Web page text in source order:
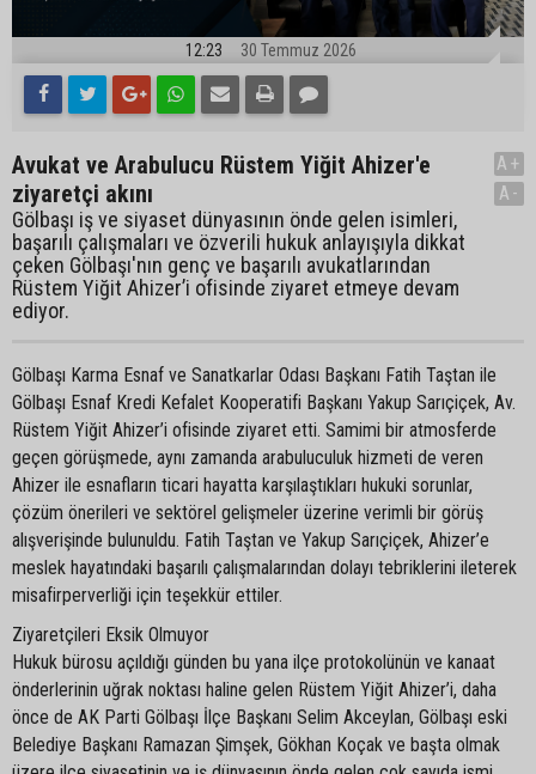
12:23 30 Temmuz 2026
Avukat ve Arabulucu Rüstem Yiğit Ahizer'e
ziyaretçi akını
Gölbaşı iş ve siyaset dünyasının önde gelen isimleri,
başarılı çalışmaları ve özverili hukuk anlayışıyla dikkat
çeken Gölbaşı'nın genç ve başarılı avukatlarından
Rüstem Yiğit Ahizer’i ofisinde ziyaret etmeye devam
ediyor.
A+
A-
Gölbaşı Karma Esnaf ve Sanatkarlar Odası Başkanı Fatih Taştan ile
Gölbaşı Esnaf Kredi Kefalet Kooperatifi Başkanı Yakup Sarıçiçek, Av.
Rüstem Yiğit Ahizer’i ofisinde ziyaret etti. Samimi bir atmosferde
geçen görüşmede, aynı zamanda arabuluculuk hizmeti de veren
Ahizer ile esnafların ticari hayatta karşılaştıkları hukuki sorunlar,
çözüm önerileri ve sektörel gelişmeler üzerine verimli bir görüş
alışverişinde bulunuldu. Fatih Taştan ve Yakup Sarıçiçek, Ahizer’e
meslek hayatındaki başarılı çalışmalarından dolayı tebriklerini ileterek
misafirperverliği için teşekkür ettiler.
Ziyaretçileri Eksik Olmuyor
Hukuk bürosu açıldığı günden bu yana ilçe protokolünün ve kanaat
önderlerinin uğrak noktası haline gelen Rüstem Yiğit Ahizer’i, daha
önce de AK Parti Gölbaşı İlçe Başkanı Selim Akceylan, Gölbaşı eski
Belediye Başkanı Ramazan Şimşek, Gökhan Koçak ve başta olmak